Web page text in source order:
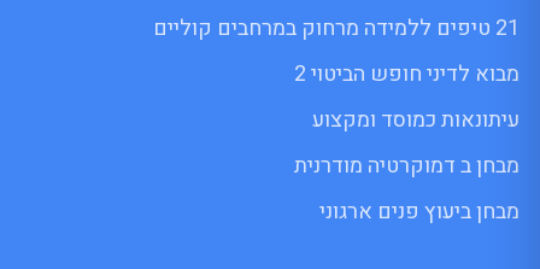
21 טיפים ללמידה מרחוק במרחבים קוליים
מבוא לדיני חופש הביטוי 2
עיתונאות כמוסד ומקצוע
מבחן ב דמוקרטיה מודרנית
מבחן ביעוץ פנים ארגוני